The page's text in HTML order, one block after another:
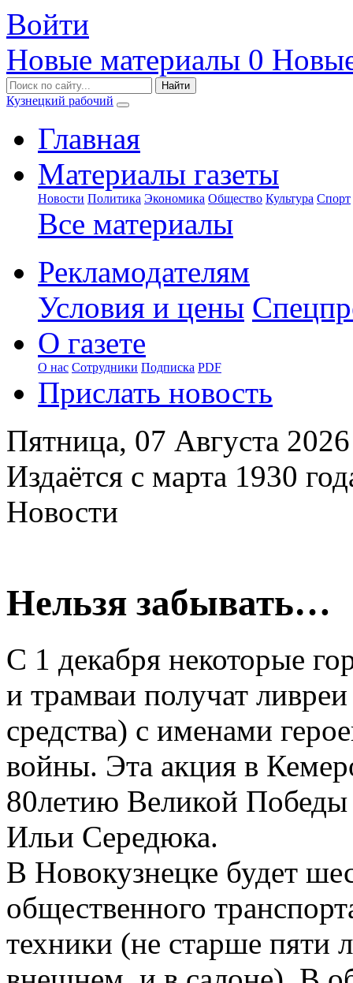
Войти
Новые материалы 0
Кузнецкий рабочий
Главная
Материалы газеты
Новости Политика Экономика Общество Культура Спорт
Все материалы
Рекламодателям
Условия и цены
О газете
О нас Сотрудники Подписка PDF
Прислать новость
Пятница, 07 Августа 2026
Издаётся с марта 1930
Новости
Нельзя забывать…
С 1 декабря некоторые
и трамваи получат
средства) с именами
войны. Эта акция в
80летию Великой Победы
Ильи Середюка.
В Новокузнецке будет
общественного
техники (не старше пяти